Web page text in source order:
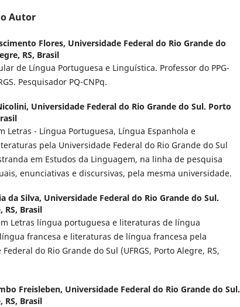
Autor
Flores, Universidade Federal do Rio Grande do
RS, Brasil
de Língua Portuguesa e Linguística. Professor do PPG-
Pesquisador PQ-CNPq.
Universidade Federal do Rio Grande do Sul. Porto
Letras - Língua Portuguesa, Língua Espanhola e
pela Universidade Federal do Rio Grande do Sul
em Estudos da Linguagem, na linha de pesquisa
enunciativas e discursivas, pela mesma universidade.
da Silva, Universidade Federal do Rio Grande do Sul.
RS, Brasil
Letras língua portuguesa e literaturas de língua
francesa e literaturas de língua francesa pela
do Rio Grande do Sul (UFRGS, Porto Alegre, RS,
Freisleben, Universidade Federal do Rio Grande do Sul.
RS, Brasil